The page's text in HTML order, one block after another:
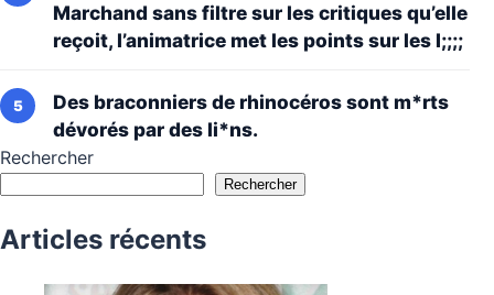
Marchand sans filtre sur les critiques qu’elle
reçoit, l’animatrice met les points sur les I;;;;
Des braconniers de rhinocéros sont m*rts
dévorés par des li*ns.
Rechercher
Rechercher
Articles récents